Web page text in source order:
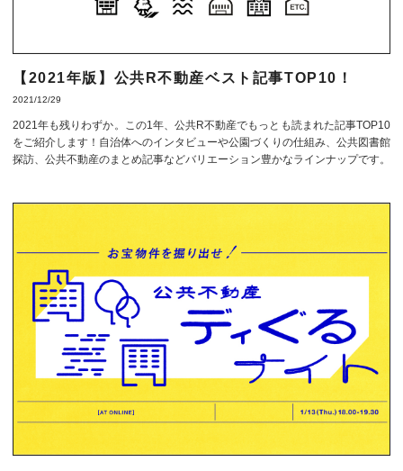
【2021年版】公共R不動産ベスト記事TOP10！
2021/12/29
2021年も残りわずか。この1年、公共R不動産でもっとも読まれた記事TOP10
をご紹介します！自治体へのインタビューや公園づくりの仕組み、公共図書館
探訪、公共不動産のまとめ記事などバリエーション豊かなラインナップです。